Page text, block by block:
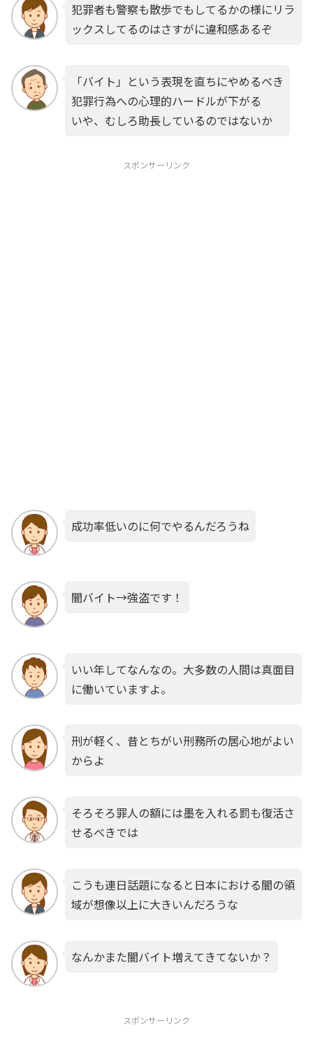
犯罪者も警察も散歩でもしてるかの様にリラ
ックスしてるのはさすがに違和感あるぞ
「バイト」という表現を直ちにやめるべき
犯罪行為への心理的ハードルが下がる
いや、むしろ助長しているのではないか
スポンサーリンク
成功率低いのに何でやるんだろうね
闇バイト→強盗です！
いい年してなんなの。大多数の人間は真面目
に働いていますよ。
刑が軽く、昔とちがい刑務所の居心地がよい
からよ
そろそろ罪人の額には墨を入れる罰も復活さ
せるべきでは
こうも連日話題になると日本における闇の領
域が想像以上に大きいんだろうな
なんかまた闇バイト増えてきてないか？
スポンサーリンク